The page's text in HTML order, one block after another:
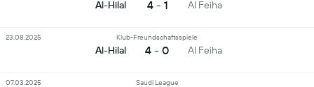
Al-Hilal 4 - 1 Al Feiha
Al-Hilal
Klub-Freundschaftsspiele
4 - 0 Al Feiha
23.08.2025
Saudi League
07.03.2025